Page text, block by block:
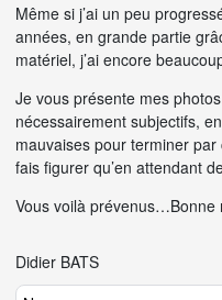
Même si j’ai un peu
années, en grande partie
matériel, j’ai encore
Je vous présente mes
nécessairement subjectifs,
mauvaises pour terminer
fais figurer qu’en attendant
Vous voilà prévenus…Bonne
Didier BATS